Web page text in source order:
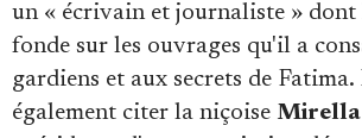
un « écrivain et journaliste » dont
fonde sur les ouvrages qu'il a
gardiens et aux secrets de
également citer la niçoise